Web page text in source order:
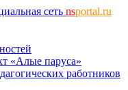
сеть nsportal.ru
«Алые паруса»
работников